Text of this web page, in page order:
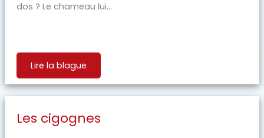
dos ? Le chameau lui...
Lire la blague
Les cigognes